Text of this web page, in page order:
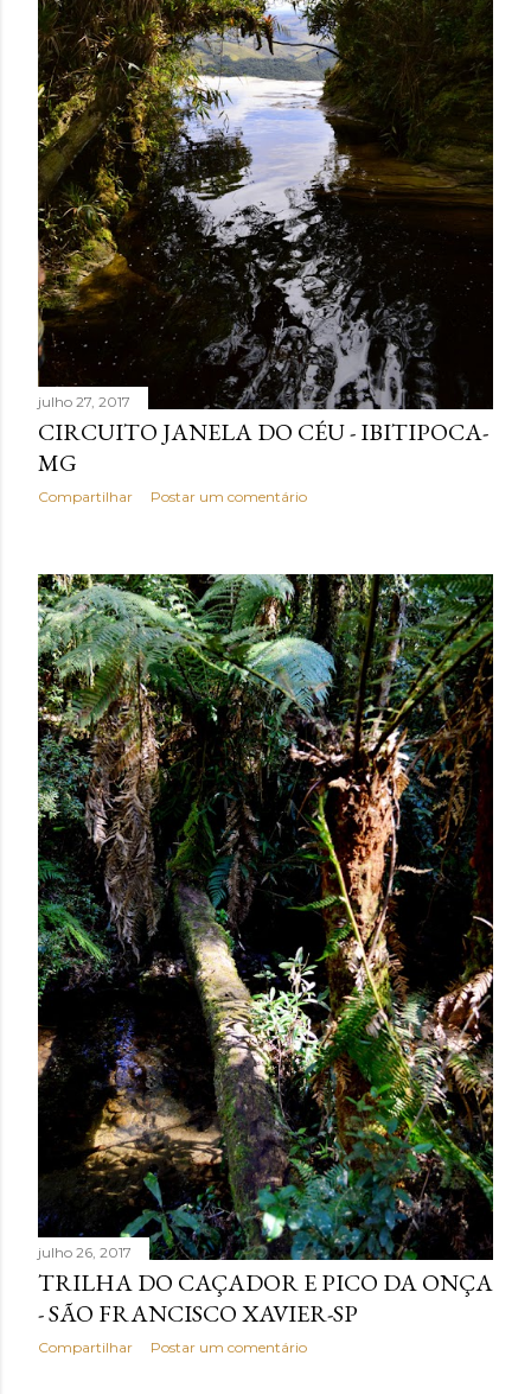
julho 27, 2017
CIRCUITO JANELA DO CÉU - IBITIPOCA-
MG
Compartilhar Postar um comentário
julho 26, 2017
TRILHA DO CAÇADOR E PICO DA ONÇA
- SÃO FRANCISCO XAVIER-SP
Compartilhar Postar um comentário